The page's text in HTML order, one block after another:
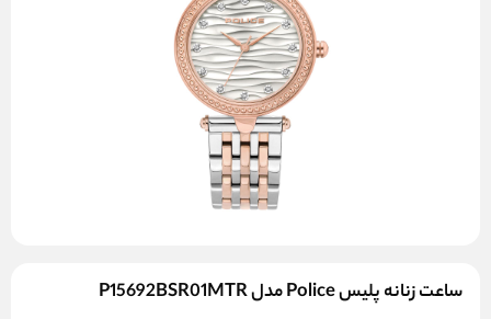
ساعت زنانه پلیس Police مدل P15692BSR01MTR